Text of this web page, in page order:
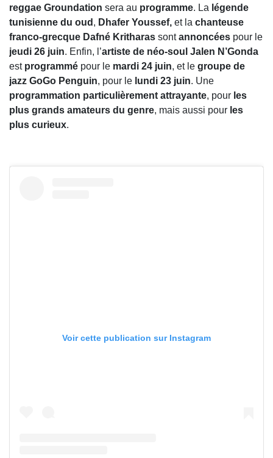
reggae Groundation sera au programme. La légende
tunisienne du oud , Dhafer Youssef, et la chanteuse
franco-grecque Dafné Kritharas sontannoncées pour le
jeudi 26 juin. Enfin, l’artiste de néo-soul Jalen N’Gonda
est programmé pour le mardi 24 juin, et le groupe de
jazz GoGo Penguin, pour le lundi 23 juin. Une
programmation particulièrement attrayante, pour les
plus grands amateurs du genre, mais aussi pour les
plus curieux.
Voir cette publication sur Instagram